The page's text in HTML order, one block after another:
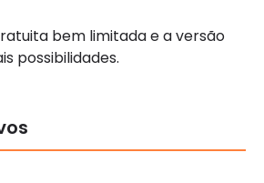
bem limitada e a versão
possibilidades.